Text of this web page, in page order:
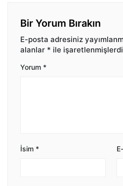
Bir Yorum Bırakın
E-posta adresiniz
alanlar * ile
Yorum *
İsim *